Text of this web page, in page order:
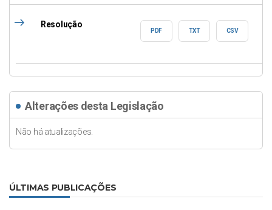
east Resolução
PDF TXT CSV
Alterações desta Legislação
Não há atualizações.
ÚLTIMAS PUBLICAÇÕES